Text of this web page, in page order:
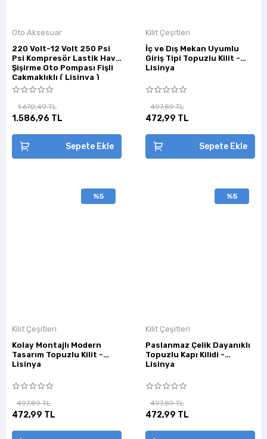
Oto Aksesuar
220 Volt-12 Volt 250 Psi
Psi Kompresör Lastik Hava
Şişirme Oto Pompası Fişli
Çakmaklıklı ( Lisinya )
1.670,49 TL
1.586,96 TL
Sepete Ekle
Kilit Çeşitleri
İç ve Dış Mekan Uyumlu
Giriş Tipi Topuzlu Kilit -
Lisinya
497,89 TL
472,99 TL
Sepete Ekle
%5
Kilit Çeşitleri
Kolay Montajlı Modern
Tasarım Topuzlu Kilit -
Lisinya
497,89 TL
472,99 TL
%5
Kilit Çeşitleri
Paslanmaz Çelik Dayanıklı
Topuzlu Kapı Kilidi -
Lisinya
497,89 TL
472,99 TL